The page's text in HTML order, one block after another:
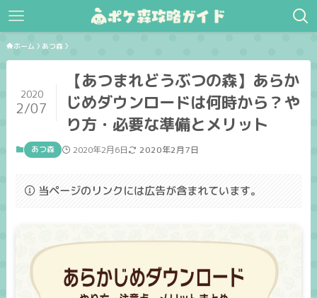
ホーム あつ森
【あつまれどうぶつの森】あらか
じめダウンロードは何時から？や
り方・必要な準備とメリット
2020
2/07
あつ森 2020年2月6日 2020年2月7日
当ページのリンクには広告が含まれています。